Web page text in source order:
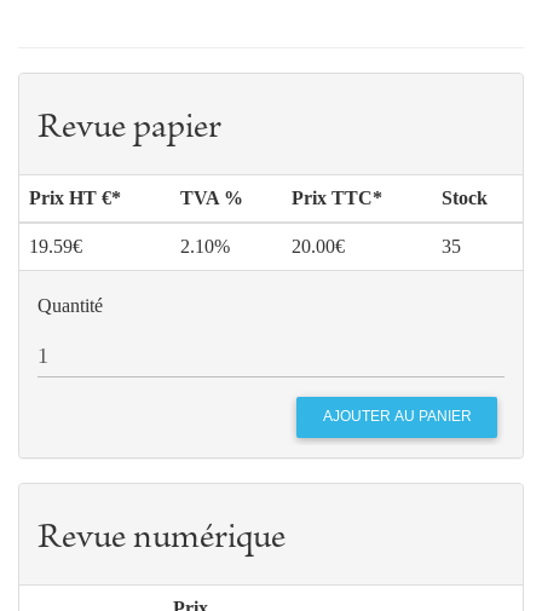
Revue papier
Prix HT €* TVA % Prix TTC* Stock
19.59€ 2.10% 20.00€ 35
Quantité
Revue numérique